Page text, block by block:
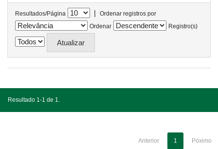
Resultados/Página |
Ordenar registros por
Ordenar
Registro(s)
Resultado 1-1 de 1.
Anterior 1 Póximo